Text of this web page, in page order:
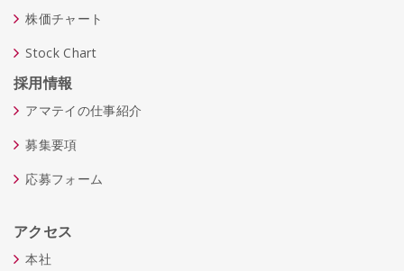
株価チャート
Stock Chart
採用情報
アマテイの仕事紹介
募集要項
応募フォーム
アクセス
本社